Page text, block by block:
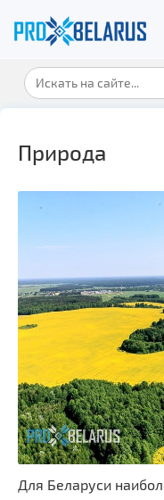
Природа
Для Беларуси